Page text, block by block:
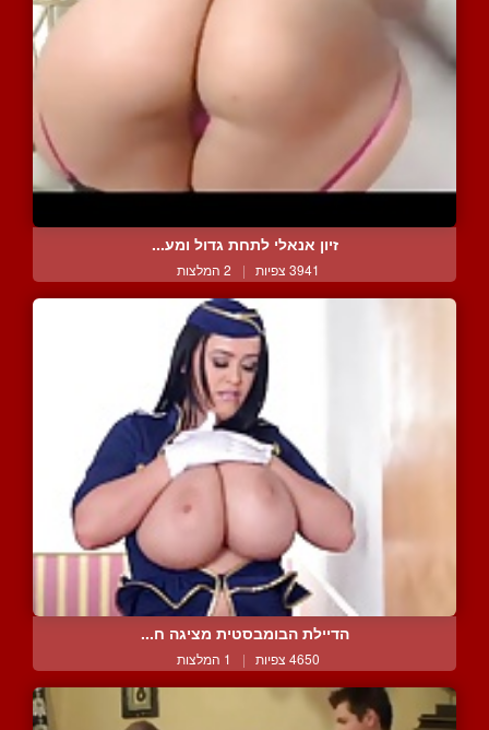
זיון אנאלי לתחת גדול ומע...
3941 צפיות | 2 המלצות
הדיילת הבומבסטית מציגה ח...
4650 צפיות | 1 המלצות